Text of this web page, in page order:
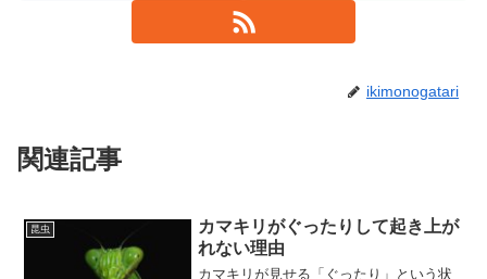
ikimonogatari
関連記事
昆虫
カマキリがぐったりして起き上が
れない理由
カマキリが見せる「ぐったり」という状